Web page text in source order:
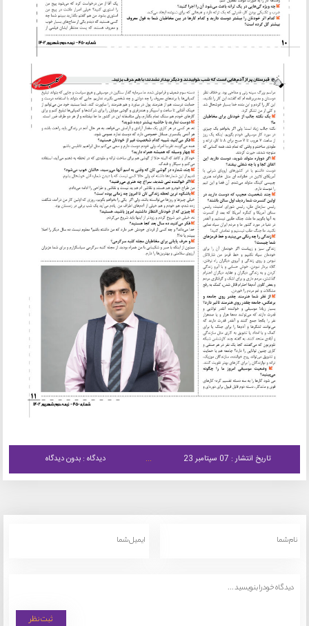
تاریخ انتشار : 07 سپتامبر 23 دیدگاه : بدون دیدگاه